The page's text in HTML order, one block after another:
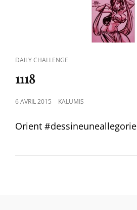
CAT
LINKS
DAILY CHALLENGE
1118
POSTED
6 AVRIL 2015 KALUMIS
Orient #‎dessineuneallegorie‬